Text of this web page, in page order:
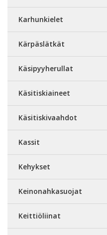
Karhunkielet
Kärpäslätkät
Käsipyyherullat
Käsitiskiaineet
Käsitiskivaahdot
Kassit
Kehykset
Keinonahkasuojat
Keittiöliinat